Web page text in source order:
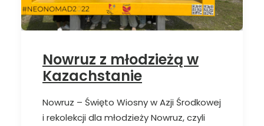
Nowruz z młodzieżą w
Kazachstanie
Nowruz – Święto Wiosny w Azji Środkowej
i rekolekcji dla młodzieży Nowruz, czyli